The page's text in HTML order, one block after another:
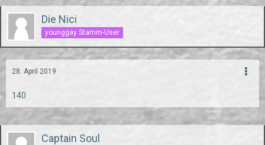
Die Nici
younggay Stamm-User
28. April 2019
140
Captain Soul